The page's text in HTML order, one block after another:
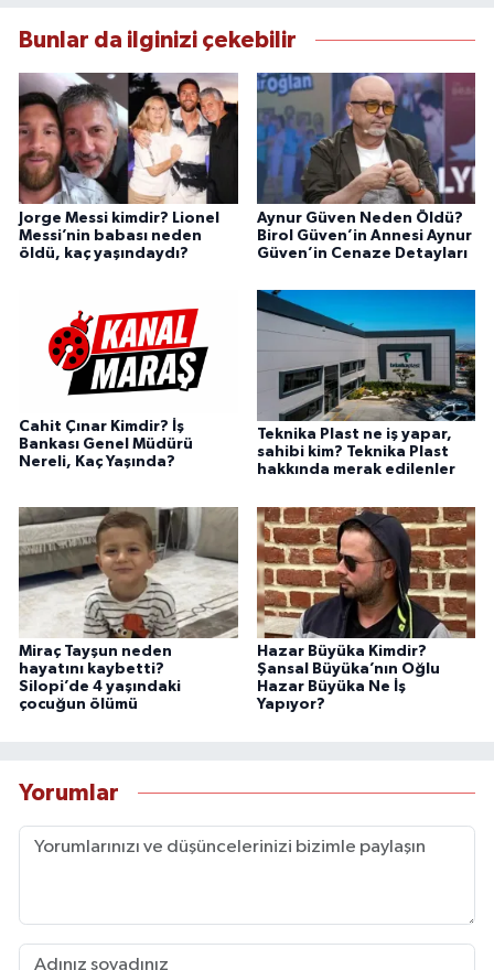
Bunlar da ilginizi çekebilir
Jorge Messi kimdir? Lionel
Messi’nin babası neden
öldü, kaç yaşındaydı?
Aynur Güven Neden Öldü?
Birol Güven’in Annesi Aynur
Güven’in Cenaze Detayları
Cahit Çınar Kimdir? İş
Bankası Genel Müdürü
Nereli, Kaç Yaşında?
Teknika Plast ne iş yapar,
sahibi kim? Teknika Plast
hakkında merak edilenler
Miraç Tayşun neden
hayatını kaybetti?
Silopi’de 4 yaşındaki
çocuğun ölümü
Hazar Büyüka Kimdir?
Şansal Büyüka’nın Oğlu
Hazar Büyüka Ne İş
Yapıyor?
Yorumlar